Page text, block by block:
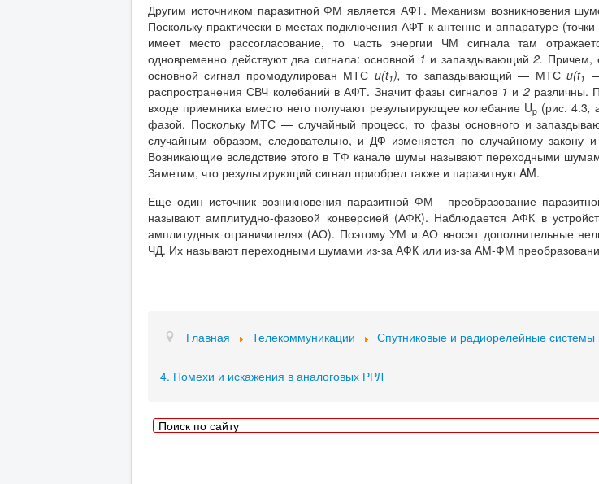
Другим источником паразитной ФМ является АФТ. Механизм возникновения
Поскольку практически в местах подключения АФТ к антенне и аппаратуре
имеет место рассогласование, то часть энергии ЧМ сигнала там
одновременно действуют два сигнала: основной 1 и запаздывающий2. Причем,
основной сигнал промодулирован МТС u(t1),то запаздывающий — МТСu(t1
распространения СВЧ колебаний в АФТ. Значит фазы сигналов 1 и 2 различны.
входе приемника вместо него получают результирующее колебание Up (рис. 4.3,
фазой. Поскольку МТС — случайный процесс, то фазы основного и
случайным образом, следовательно, и ДФ изменяется по случайному закону
Возникающие вследствие этого в ТФ канале шумы называют переходными
Заметим, что результирующий сигнал приобрел также и паразитную AM.
Еще один источник возникновения паразитной ФМ - преобразование
называют амплитудно-фазовой конверсией (АФК). Наблюдается АФК в
амплитудных ограничителях (АО). Поэтому УМ и АО вносят дополнительные
ЧД. Их называют переходными шумами из-за АФК или из-за АМ-ФМ
Главная Телекоммуникации Спутниковые и радиорелейные системы
4. Помехи и искажения в аналоговых РРЛ